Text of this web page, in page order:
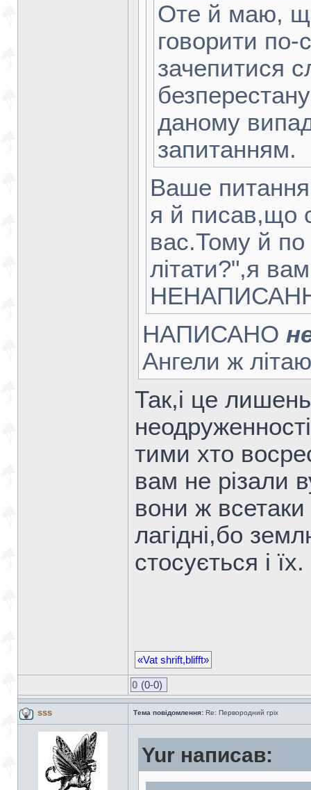
Оте й маю,
говорити по-
зачепитися
даному
запитанням.
Ваше
я й писав,що
вас.Тому й по
літати?",я
НАПИСАНО
Ангели ж
Так,і це
тими хто
вам не різали
вони ж
лагідні,бо
стосується і їх.
«Vat shrift,blifft»
0 (0-0)
sss Тема повідомлення: Re: Первородний гріх
Yur написав: